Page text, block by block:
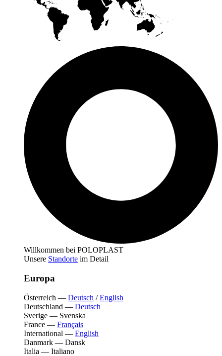
Willkommen bei POLOPLAST
Unsere Standorte im Detail
Europa
Österreich — Deutsch /English
Deutschland — Deutsch
Sverige — Svenska
France — Français
International — English
Danmark — Dansk
Italia — Italiano